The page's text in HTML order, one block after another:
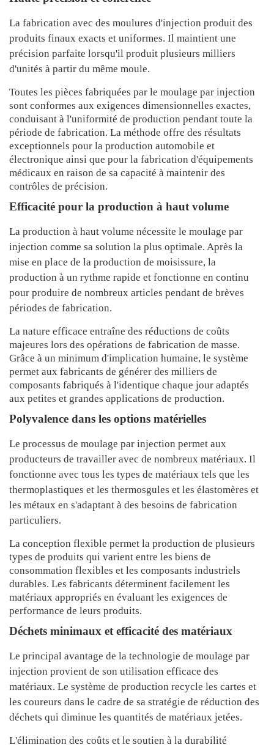
La fabrication avec des moulures d'injection produit des
produits finaux exacts et uniformes. Il maintient une
précision parfaite lorsqu'il produit plusieurs milliers
d'unités à partir du même moule.
Toutes les pièces fabriquées par le moulage par injection
sont conformes aux exigences dimensionnelles exactes,
conduisant à l'uniformité de production pendant toute la
période de fabrication. La méthode offre des résultats
exceptionnels pour la production automobile et
électronique ainsi que pour la fabrication d'équipements
médicaux en raison de sa capacité à maintenir des
contrôles de précision.
Efficacité pour la production à haut volume
La production à haut volume nécessite le moulage par
injection comme sa solution la plus optimale. Après la
mise en place de la production de moisissure, la
production à un rythme rapide et fonctionne en continu
pour produire de nombreux articles pendant de brèves
périodes de fabrication.
La nature efficace entraîne des réductions de coûts
majeures lors des opérations de fabrication de masse.
Grâce à un minimum d'implication humaine, le système
permet aux fabricants de générer des milliers de
composants fabriqués à l'identique chaque jour adaptés
aux petites et grandes applications de production.
Polyvalence dans les options matérielles
Le processus de moulage par injection permet aux
producteurs de travailler avec de nombreux matériaux. Il
fonctionne avec tous les types de matériaux tels que les
thermoplastiques et les thermosgules et les élastomères et
les métaux en s'adaptant à des besoins de fabrication
particuliers.
La conception flexible permet la production de plusieurs
types de produits qui varient entre les biens de
consommation flexibles et les composants industriels
durables. Les fabricants déterminent facilement les
matériaux appropriés en évaluant les exigences de
performance de leurs produits.
Déchets minimaux et efficacité des matériaux
Le principal avantage de la technologie de moulage par
injection provient de son utilisation efficace des
matériaux. Le système de production recycle les cartes et
les coureurs dans le cadre de sa stratégie de réduction des
déchets qui diminue les quantités de matériaux jetées.
L'élimination des coûts et le soutien à la durabilité